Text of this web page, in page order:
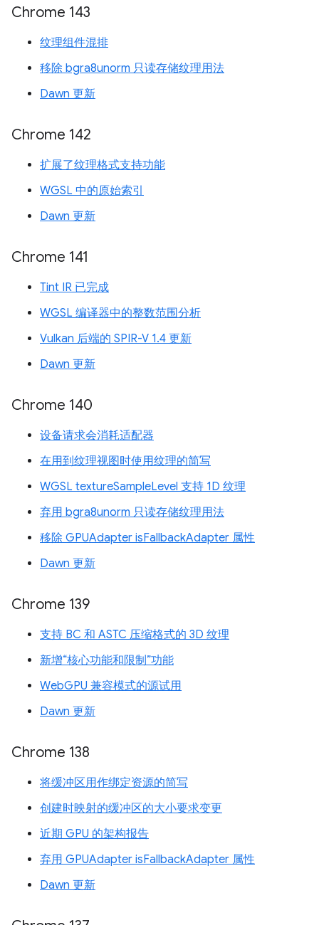
Chrome 143
纹理组件混排
移除 bgra8unorm 只读存储纹理用法
Dawn 更新
Chrome 142
扩展了纹理格式支持功能
WGSL 中的原始索引
Dawn 更新
Chrome 141
Tint IR 已完成
WGSL 编译器中的整数范围分析
Vulkan 后端的 SPIR-V 1.4 更新
Dawn 更新
Chrome 140
设备请求会消耗适配器
在用到纹理视图时使用纹理的简写
WGSL textureSampleLevel 支持 1D 纹理
弃用 bgra8unorm 只读存储纹理用法
移除 GPUAdapter isFallbackAdapter 属性
Dawn 更新
Chrome 139
支持 BC 和 ASTC 压缩格式的 3D 纹理
新增“核心功能和限制”功能
WebGPU 兼容模式的源试用
Dawn 更新
Chrome 138
将缓冲区用作绑定资源的简写
创建时映射的缓冲区的大小要求变更
近期 GPU 的架构报告
弃用 GPUAdapter isFallbackAdapter 属性
Dawn 更新